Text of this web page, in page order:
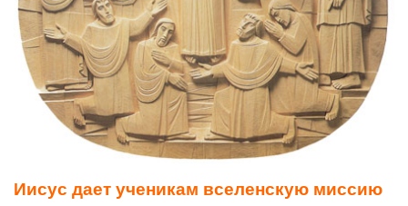
Иисус дает ученикам вселенскую миссию